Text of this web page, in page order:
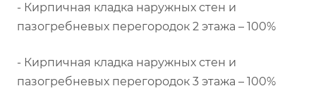
- Кирпичная кладка наружных стен и
пазогребневых перегородок 2 этажа – 100%
- Кирпичная кладка наружных стен и
пазогребневых перегородок 3 этажа – 100%